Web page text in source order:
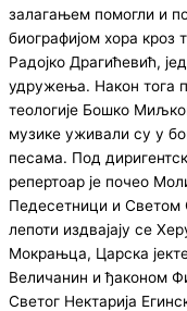
залагањем помогли и
биографијом хора кроз
Радојко Драгићевић,
удружења. Након тога
теологије Бошко
музике уживали су у
песама. Под
репертоар је почео
Педесетници и Светом
лепоти издвајају се
Мокрањца, Царска
Величанин и ђаконом
Светог Нектарија